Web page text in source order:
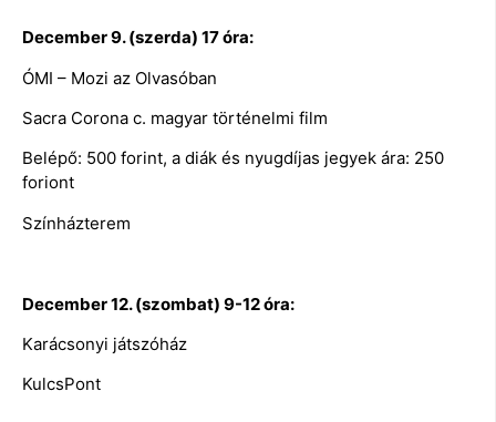
December 9. (szerda) 17 óra:
ÓMI – Mozi az Olvasóban
Sacra Corona c. magyar történelmi film
Belépő: 500 forint, a diák és nyugdíjas jegyek ára: 250
foriont
Színházterem
December 12. (szombat) 9-12 óra:
Karácsonyi játszóház
KulcsPont